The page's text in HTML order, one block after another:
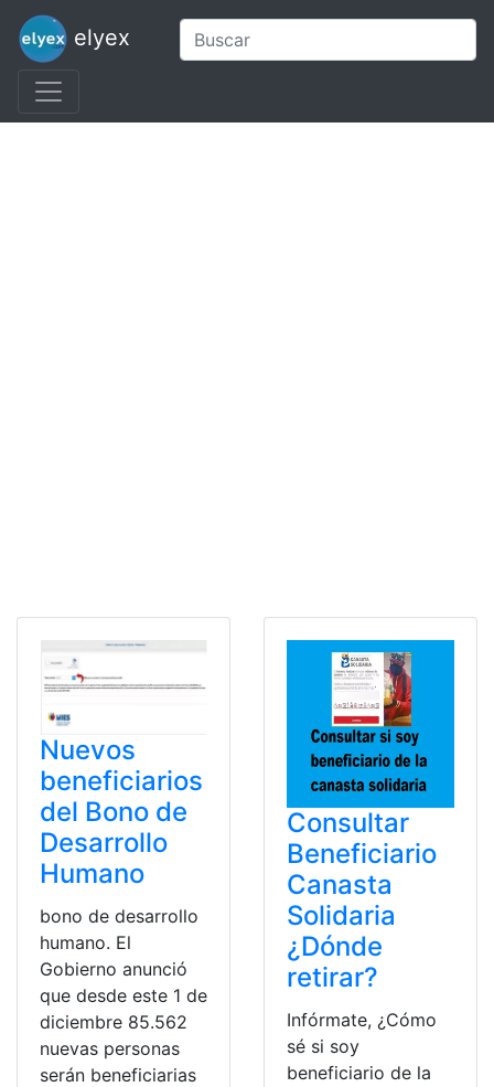
elyex
Nuevos
beneficiarios
del Bono de
Desarrollo
Humano
bono de desarrollo
humano. El
Gobierno anunció
que desde este 1 de
diciembre 85.562
nuevas personas
serán beneficiarias
Consultar
Beneficiario
Canasta
Solidaria
¿Dónde
retirar?
Infórmate, ¿Cómo
sé si soy
beneficiario de la